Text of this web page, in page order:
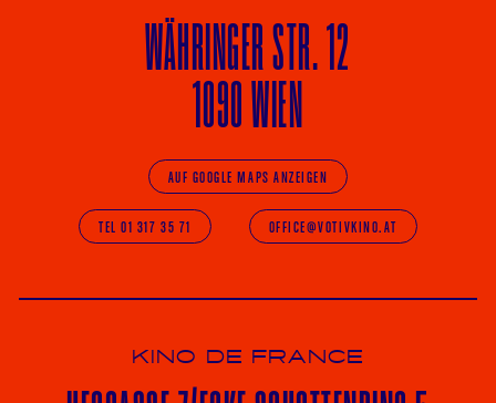
WÄHRINGERSTR. 12
1090 WIEN
AUF GOOGLE MAPS ANZEIGEN
TEL 01 317 35 71 OFFICE@VOTIVKINO.AT
KINO DE FRANCE